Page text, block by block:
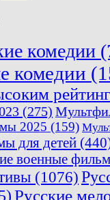
комедии
комедии
(275)
2025 (159)
для детей
военные
(1076)
Русские